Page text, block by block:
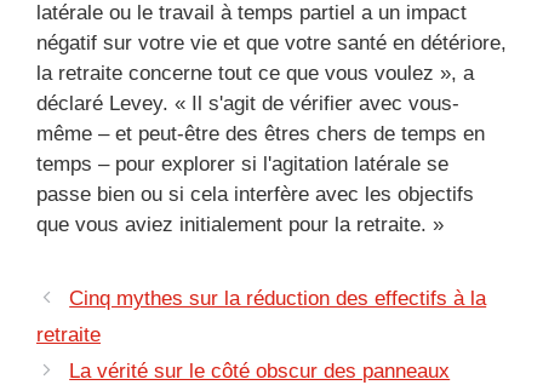
latérale ou le travail à temps partiel a un impact
négatif sur votre vie et que votre santé en détériore,
la retraite concerne tout ce que vous voulez », a
déclaré Levey. « Il s'agit de vérifier avec vous-
même – et peut-être des êtres chers de temps en
temps – pour explorer si l'agitation latérale se
passe bien ou si cela interfère avec les objectifs
que vous aviez initialement pour la retraite. »
Cinq mythes sur la réduction des effectifs à la
retraite
La vérité sur le côté obscur des panneaux